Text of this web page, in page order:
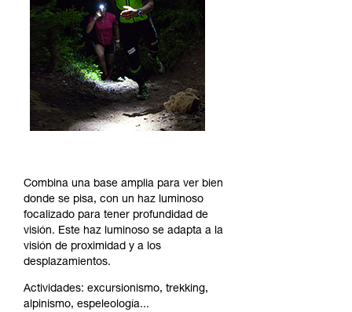
Combina una base amplia para ver bien
donde se pisa, con un haz luminoso
focalizado para tener profundidad de
visión. Este haz luminoso se adapta a la
visión de proximidad y a los
desplazamientos.
Actividades: excursionismo, trekking,
alpinismo, espeleología...